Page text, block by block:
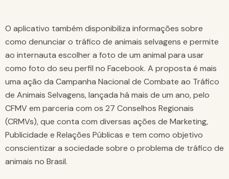
O aplicativo também disponibiliza informações sobre
como denunciar o tráfico de animais selvagens e permite
ao internauta escolher a foto de um animal para usar
como foto do seu perfil no Facebook. A proposta é mais
uma ação da Campanha Nacional de Combate ao Tráfico
de Animais Selvagens, lançada há mais de um ano, pelo
CFMV em parceria com os 27 Conselhos Regionais
(CRMVs), que conta com diversas ações de Marketing,
Publicidade e Relações Públicas e tem como objetivo
conscientizar a sociedade sobre o problema de tráfico de
animais no Brasil.